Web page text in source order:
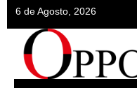
6 de Agosto, 2026